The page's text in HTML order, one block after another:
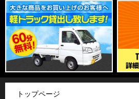
トップページ